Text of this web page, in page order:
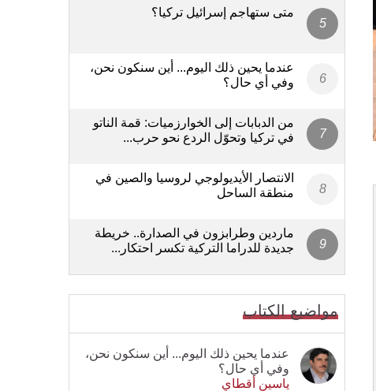
متى ستهاجم إسرائيل تركيا؟
عندما يحين ذلك اليوم... أين سنكون نحن،
وفي أي حال؟
من الدبابات إلى الخوارزميات: قمة الناتو
في تركيا وتحوّل الردع نحو حرب...
الانتصار الأيديولوجي لروسيا والصين في
منطقة الساحل
ماردين وطرابزون في الصدارة.. خريطة
جديدة للدراما التركية تكسر احتكار...
مواضيع الكتاب
عندما يحين ذلك اليوم... أين سنكون نحن،
وفي أي حال؟
ياسين أقطاي